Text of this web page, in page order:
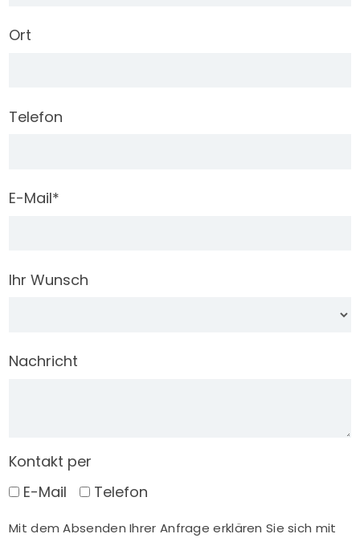
Ort
Telefon
E-Mail*
Ihr Wunsch
Nachricht
Kontakt per
E-Mail
Telefon
Mit dem Absenden Ihrer Anfrage erklären Sie sich mit